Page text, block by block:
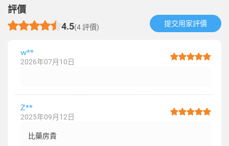
評價
4.5(4 評價) 提交用家評價​
w**
2026年07月10日
Z**
2025年09月12日
比藥房貴